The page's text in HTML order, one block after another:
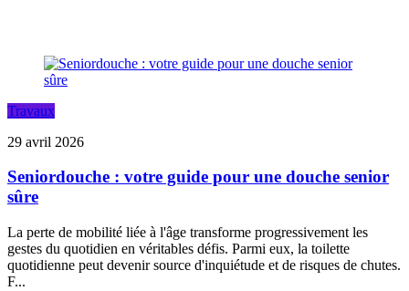
Travaux
29 avril 2026
Seniordouche : votre guide pour une douche senior
sûre
La perte de mobilité liée à l'âge transforme progressivement les
gestes du quotidien en véritables défis. Parmi eux, la toilette
quotidienne peut devenir source d'inquiétude et de risques de chutes.
F...